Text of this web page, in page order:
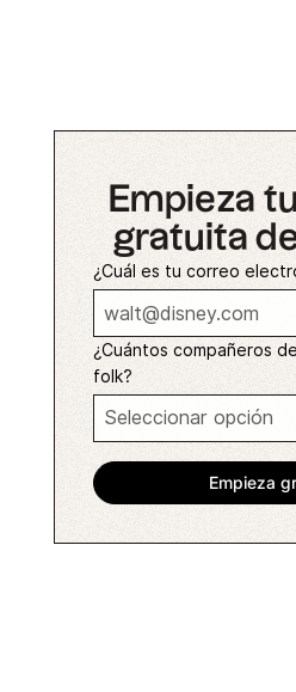
Empieza
gratuita
¿Cuál es tu correo
¿Cuántos compañeros
folk?